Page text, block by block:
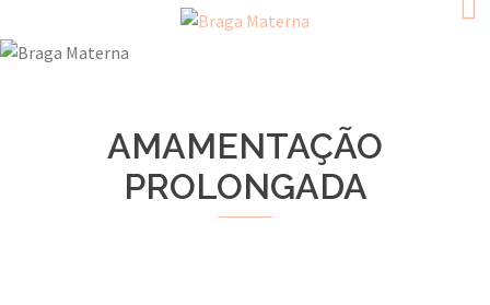
to
content
AMAMENTAÇÃO
PROLONGADA